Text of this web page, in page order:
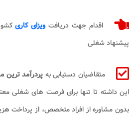
اقدام جهت دریافتویزای کاری
پیشنهاد شغلی
متقاضیان دستیابی به پردرآمد ترین
این داشته تا تنها برای فرصت های شغلی
بدون مشاوره از افراد متخصص، از پرداخت